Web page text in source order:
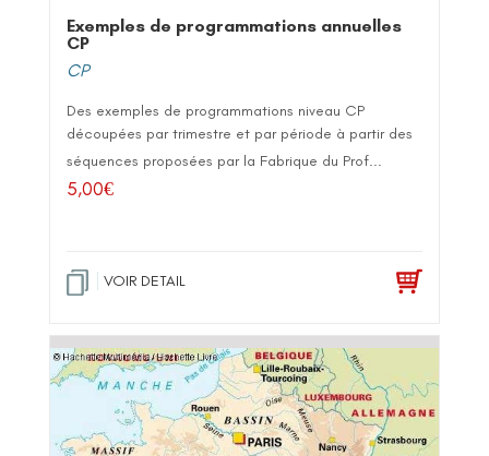
Exemples de programmations annuelles
CP
CP
Des exemples de programmations niveau CP
découpées par trimestre et par période à partir des
séquences proposées par la Fabrique du Prof...
5,00€
VOIR DETAIL